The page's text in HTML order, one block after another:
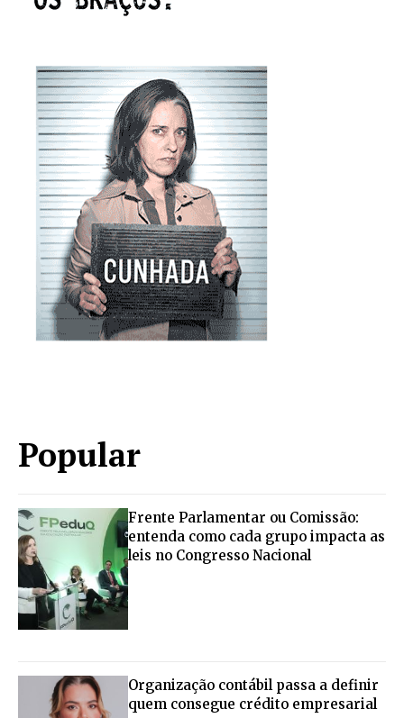
Popular
Frente Parlamentar ou Comissão:
entenda como cada grupo impacta as
leis no Congresso Nacional
Organização contábil passa a definir
quem consegue crédito empresarial